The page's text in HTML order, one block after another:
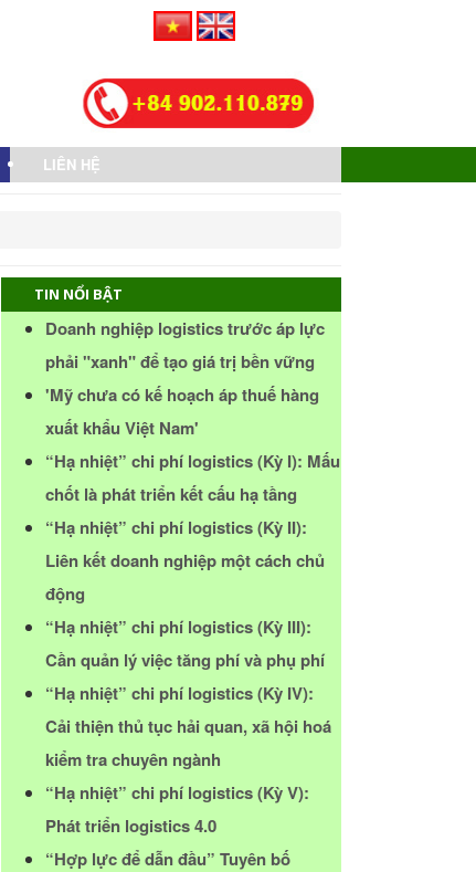
LIÊN HỆ
TIN NỔI BẬT
Doanh nghiệp logistics trước áp lực
phải "xanh" để tạo giá trị bền vững
'Mỹ chưa có kế hoạch áp thuế hàng
xuất khẩu Việt Nam'
“Hạ nhiệt” chi phí logistics (Kỳ I): Mấu
chốt là phát triển kết cấu hạ tầng
“Hạ nhiệt” chi phí logistics (Kỳ II):
Liên kết doanh nghiệp một cách chủ
động
“Hạ nhiệt” chi phí logistics (Kỳ III):
Cần quản lý việc tăng phí và phụ phí
“Hạ nhiệt” chi phí logistics (Kỳ IV):
Cải thiện thủ tục hải quan, xã hội hoá
kiểm tra chuyên ngành
“Hạ nhiệt” chi phí logistics (Kỳ V):
Phát triển logistics 4.0
“Hợp lực để dẫn đầu” Tuyên bố